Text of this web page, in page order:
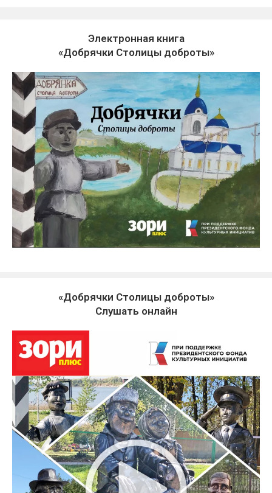
Электронная книга
«Добрячки Столицы доброты»
«Добрячки Столицы доброты»
Слушать онлайн